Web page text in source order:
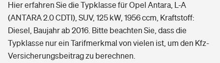
Grundfähigkeitsversicherung
Arbeitsrechtsschutz
Berufshaftpflichtversicherung
Elementarversicherung
Freizeit
Pri­vate Haft­pflicht­
Gesundheit
Hier erfahren Sie die Typklasse für Opel Antara, L-A
(ANTARA 2.0 CDTI), SUV, 125 kW, 1956 ccm, Kraftstoff:
Diesel, Baujahr ab 2016. Bitte beachten Sie, dass die
Typklasse nur ein Tarifmerkmal von vielen ist, um den Kfz-
Versicherungsbeitrag zu berechnen.